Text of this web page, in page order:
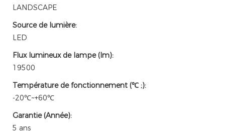
LANDSCAPE
Source de lumière:
LED
Flux lumineux de lampe (lm):
19500
Température de fonctionnement (℃ ;):
-20℃~+60℃
Garantie (Année):
5 ans